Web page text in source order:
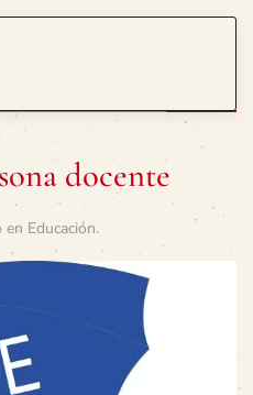
docente
en Educación.